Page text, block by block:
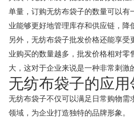
单量，订购无纺布袋子的数量可以有
业能够更好地管理库存和供应链，降
另外，无纺布袋子批发价格还能享受
业购买的数量越多，批发价格相对零
大，这对于企业来说是一种非常刺激
无纺布袋子的应用
无纺布袋子不仅可以满足日常购物需
领域，为企业打造独特的品牌形象。